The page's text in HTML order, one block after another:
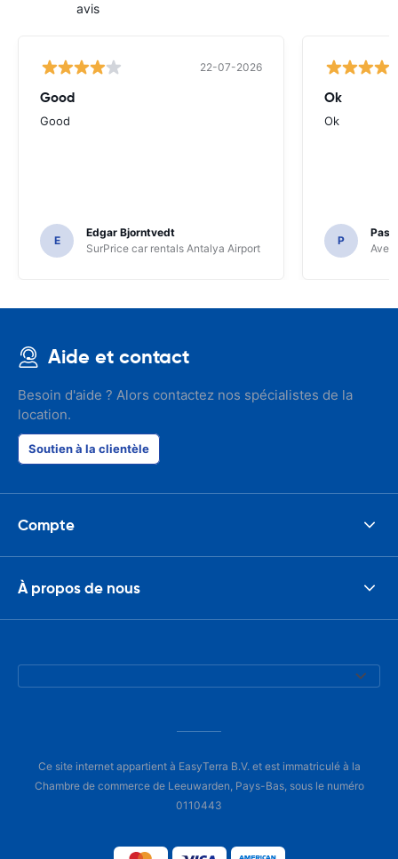
avis
22-07-2026
Good
Good
E
Edgar Bjorntvedt
SurPrice car rentals Antalya Airport
Ok
Ok
P
Avec
Aide et contact
Besoin d'aide ? Alors contactez nos spécialistes de la
location.
Soutien à la clientèle
Compte
À propos de nous
Ce site internet appartient à EasyTerra B.V. et est immatriculé à la
Chambre de commerce de Leeuwarden, Pays-Bas, sous le numéro
0110443